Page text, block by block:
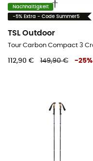
Nachhaltigkeit
-5% Extra - Code Summer5
TSL Outdoor
112,90 € 149,90 € -25%